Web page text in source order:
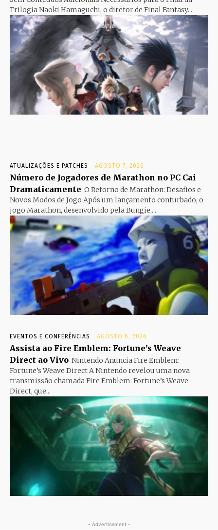
Trilogia Naoki Hamaguchi, o diretor de Final Fantasy...
ATUALIZAÇÕES E PATCHES AGOSTO 7, 2026
Número de Jogadores de Marathon no PC Cai
Dramaticamente O Retorno de Marathon: Desafios e
Novos Modos de Jogo Após um lançamento conturbado, o
jogo Marathon, desenvolvido pela Bungie,...
EVENTOS E CONFERÊNCIAS AGOSTO 6, 2026
Assista ao Fire Emblem: Fortune’s Weave
Direct ao Vivo Nintendo Anuncia Fire Emblem:
Fortune’s Weave Direct A Nintendo revelou uma nova
transmissão chamada Fire Emblem: Fortune’s Weave
Direct, que...
- Advertisement -